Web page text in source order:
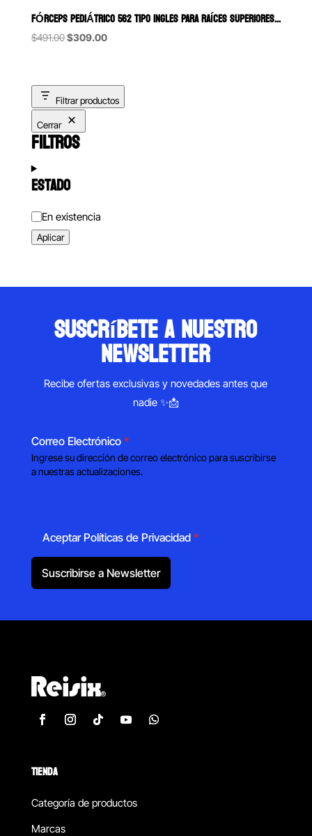
FÓRCEPS PEDIÁTRICO 562 TIPO INGLES PARA RAÍCES SUPERIORES 6B (111)
$491.00Original
$491.00.
$309.00Current
$309.00.
Filtrar productos
Cerrar
FILTROS
ESTADO
Estado
En existencia
Aplicar
suscríbete a nuestro
newsletter
Recibe ofertas exclusivas y novedades antes que
nadie ✨📩
Correo Electrónico *
Ingrese su dirección de correo electrónico para suscribirse
a nuestras actualizaciones.
Aceptar Políticas de Privacidad *
Suscribirse a Newsletter
TIENDA
Categoría de productos
Marcas